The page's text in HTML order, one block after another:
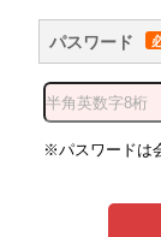
パスワード
※パスワードは